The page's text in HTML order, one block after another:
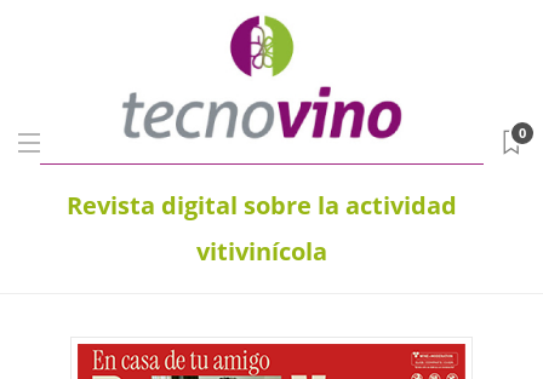
Revista digital sobre la actividad
vitivinícola
0